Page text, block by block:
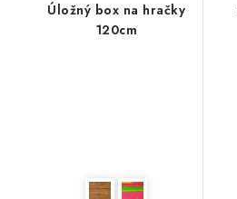
Úložný box na hračky
120cm